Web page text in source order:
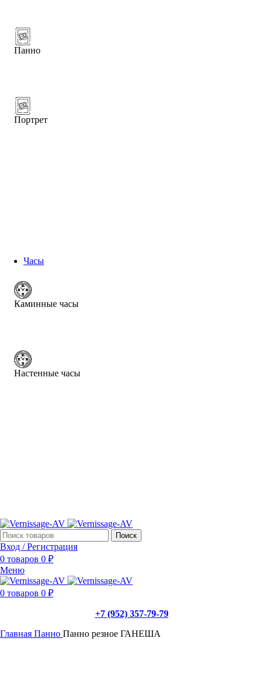
Панно
Портрет
Часы
Каминные часы
Настенные часы
Поиск
Вход / Регистрация
0 товаров 0 ₽
Меню
0 товаров 0 ₽
+7 (952) 357-79-79
Главная Панно Панно резное ГАНЕША